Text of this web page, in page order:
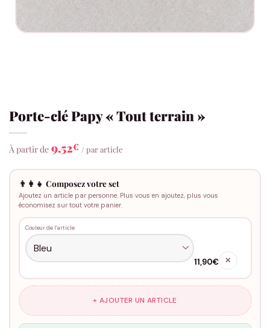
Porte-clé Papy « Tout terrain »
À partir de 9,52€ / par article
👨‍👩‍👧 Composez votre set
Ajoutez un article par personne. Plus vous en ajoutez, plus vous
économisez sur tout votre panier.
Couleur de l'article
11,90€ ✕
+ AJOUTER UN ARTICLE